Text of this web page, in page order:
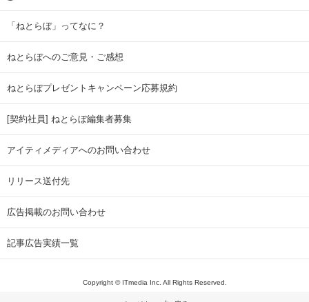
「ねとらぼ」ってなに？
ねとらぼへのご意見・ご感想
ねとらぼプレゼントキャンペーン応募規約
[契約社員] ねとらぼ編集者募集
アイティメディアへのお問い合わせ
リリース送付先
広告掲載のお問い合わせ
記事広告実績一覧
Copyright © ITmedia Inc. All Rights Reserved.